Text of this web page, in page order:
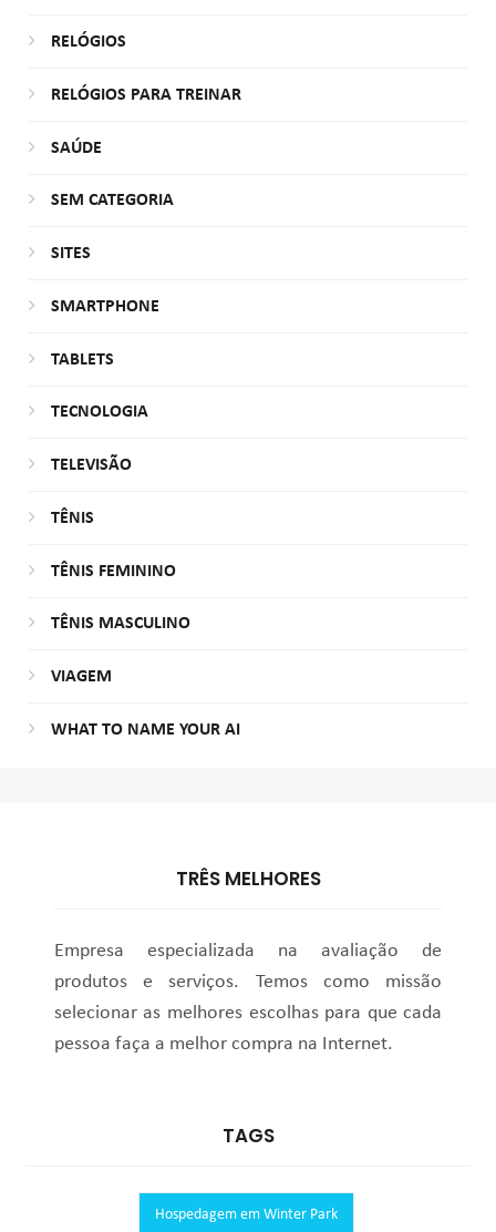
RELÓGIOS
RELÓGIOS PARA TREINAR
SAÚDE
SEM CATEGORIA
SITES
SMARTPHONE
TABLETS
TECNOLOGIA
TELEVISÃO
TÊNIS
TÊNIS FEMININO
TÊNIS MASCULINO
VIAGEM
WHAT TO NAME YOUR AI
TRÊS MELHORES
Empresa especializada na avaliação de
produtos e serviços. Temos como missão
selecionar as melhores escolhas para que cada
pessoa faça a melhor compra na Internet.
TAGS
Hospedagem em Winter Park